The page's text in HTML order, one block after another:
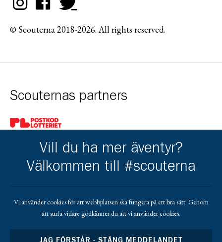
© Scouterna 2018-2026. All rights reserved.
Scouternas partners
Gå till pl_50
Kårkompis
Gå till https://www.transformant.se
Vill du ha mer äventyr?
Välkommen till #scouterna
Vi använder cookies för att webbplatsen ska fungera på ett bra sätt. Genom
att surfa vidare godkänner du att vi använder cookies.
JAG FÖRSTÅR - STÄNG MEDDELANDET